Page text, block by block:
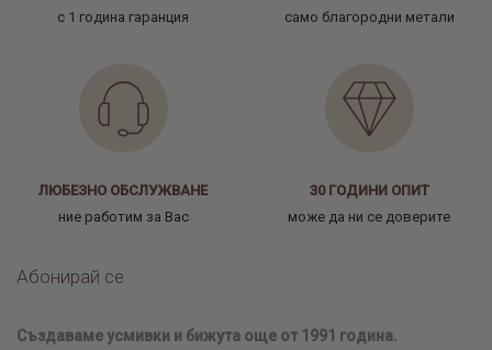
с 1 година гаранция
само благородни метали
ЛЮБЕЗНО ОБСЛУЖВАНЕ
ние работим за Вас
30 ГОДИНИ ОПИТ
може да ни се доверите
Абонирай се
Създаваме усмивки и бижута още от 1991 година.